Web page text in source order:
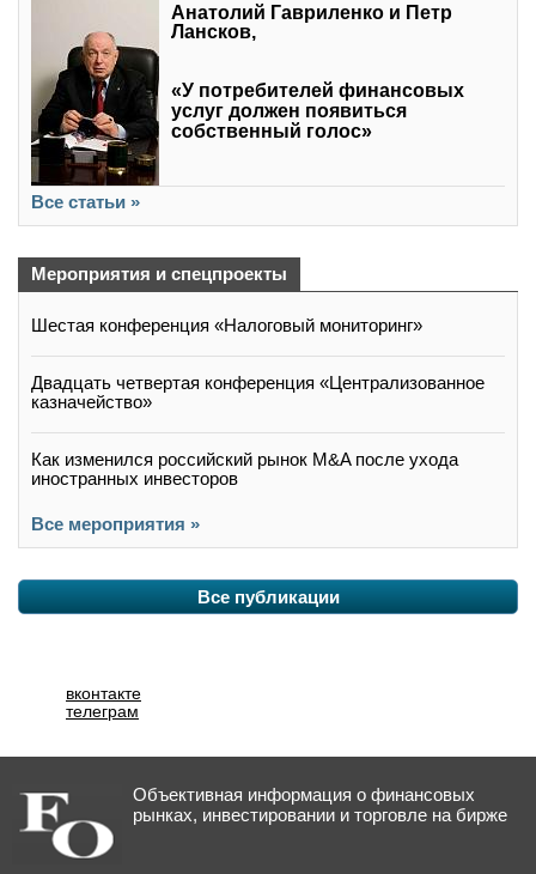
Анатолий Гавриленко и Петр
Лансков,
«У потребителей финансовых
услуг должен появиться
собственный голос»
Все статьи »
Мероприятия и спецпроекты
Шестая конференция «Налоговый мониторинг»
Двадцать четвертая конференция «Централизованное
казначейство»
Как изменился российский рынок M&A после ухода
иностранных инвесторов
Все мероприятия »
Все публикации
вконтакте
телеграм
Объективная информация о финансовых
рынках, инвестировании и торговле на бирже